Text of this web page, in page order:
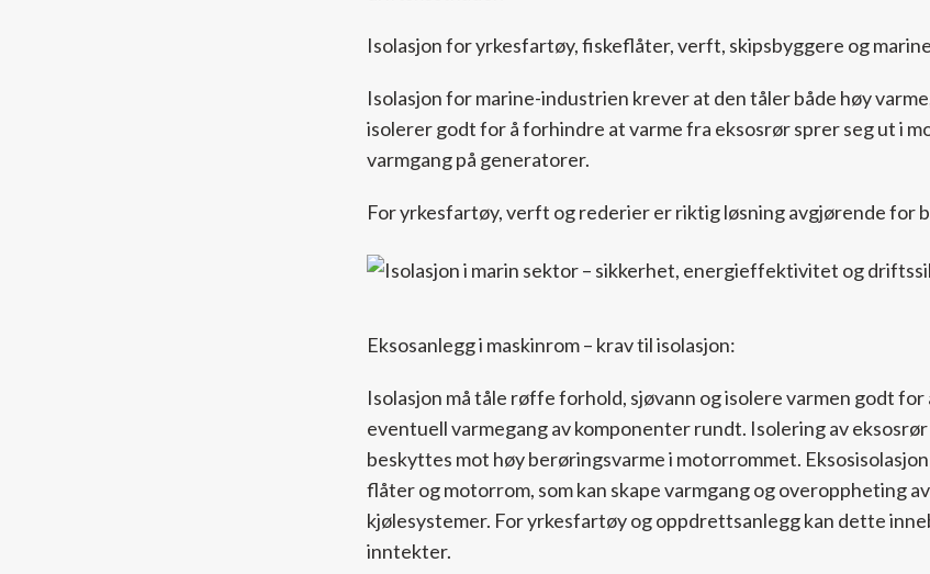
Isolasjon for yrkesfartøy, fiskeflåter, verft, skipsbyggere og
Isolasjon for marine-industrien krever at den tåler både høy
isolerer godt for å forhindre at varme fra eksosrør sprer seg ut i
varmgang på generatorer.
For yrkesfartøy, verft og rederier er riktig løsning avgjørende for
Eksosanlegg i maskinrom – krav til isolasjon:
Isolasjon må tåle røffe forhold, sjøvann og isolere varmen godt
eventuell varmegang av komponenter rundt. Isolering av
beskyttes mot høy berøringsvarme i motorrommet.
flåter og motorrom, som kan skape varmgang og overoppheting
kjølesystemer. For yrkesfartøy og oppdrettsanlegg kan dette
inntekter.